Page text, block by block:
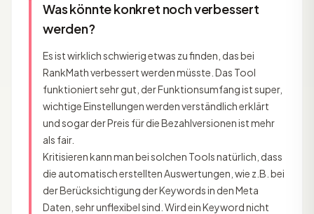
Was könnte konkret noch verbessert
werden?
Es ist wirklich schwierig etwas zu finden, das bei
RankMath verbessert werden müsste. Das Tool
funktioniert sehr gut, der Funktionsumfang ist super,
wichtige Einstellungen werden verständlich erklärt
und sogar der Preis für die Bezahlversionen ist mehr
als fair.
Kritisieren kann man bei solchen Tools natürlich, dass
die automatisch erstellten Auswertungen, wie z.B. bei
der Berücksichtigung der Keywords in den Meta
Daten, sehr unflexibel sind. Wird ein Keyword nicht